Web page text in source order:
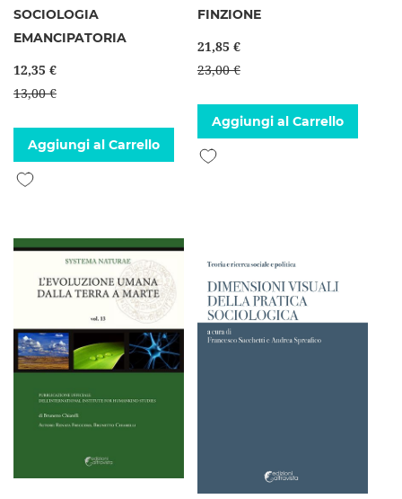
SOCIOLOGIA
EMANCIPATORIA
12,35 €
13,00 €
Aggiungi al Carrello
Aggiungi alla lista desideri
FINZIONE
21,85 €
23,00 €
Aggiungi al Carrello
Aggiungi alla lista desideri